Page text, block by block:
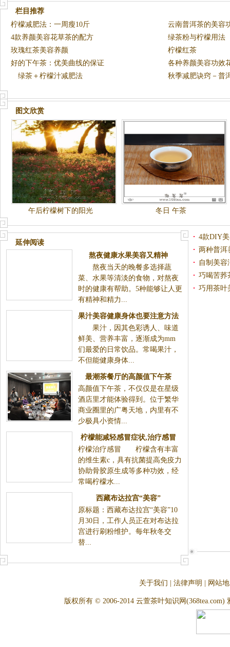
栏目推荐
柠檬减肥法：一周瘦10斤
云南普洱茶的美容
4款养颜美容花草茶的配方
绿茶粉与柠檬用法
玫瑰红茶美容养颜
柠檬红茶
好的下午茶：优美曲线的保证
各种养颜美容功效
绿茶＋柠檬汁减肥法
秋季减肥诀窍－普
图文欣赏
午后柠檬树下的阳光 冬日 午茶
延伸阅读
熬夜健康水果美容又精神
熬夜当天的晚餐多选择蔬
菜、水果等清淡的食物，对熬夜
时的健康有帮助。5种能够让人更
有精神和精力...
果汁美容健康身体也要注意方法
果汁，因其色彩诱人、味道
鲜美、营养丰富，逐渐成为mm
们最爱的日常饮品。常喝果汁，
不但能健康身体...
最潮茶餐厅的高颜值下午茶
高颜值下午茶，不仅仅是在星级
酒店里才能体验得到。位于繁华
商业圈里的广粤天地，内里有不
少极具小资情...
柠檬能减轻感冒症状,治疗感冒
柠檬治疗感冒 柠檬含有丰富
的维生素c，具有抗菌提高免疫力
协助骨胶原生成等多种功效，经
常喝柠檬水...
西藏布达拉宫“美容”
原标题：西藏布达拉宫“美容”10
月30日，工作人员正在对布达拉
宫进行刷粉维护。每年秋冬交
替...
4款DIY
两种普洱
自制美容
巧喝苦荞
巧用茶叶
关于我们 法律声明 网站
版权所有 © 2006-2014 云萱茶叶知识网